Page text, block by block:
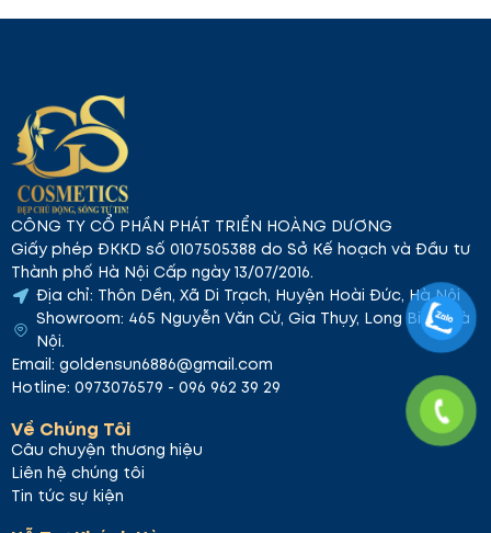
CÔNG TY CỔ PHẦN PHÁT TRIỂN HOÀNG DƯƠNG
Giấy phép ĐKKD số 0107505388 do Sở Kế hoạch và Đầu tư
Thành phố Hà Nội Cấp ngày 13/07/2016.
Địa chỉ: Thôn Dền, Xã Di Trạch, Huyện Hoài Đức, Hà Nội
Showroom: 465 Nguyễn Văn Cừ, Gia Thụy, Long Biên, Hà
Nội.
Email: goldensun6886@gmail.com
Hotline: 0973076579 - 096 962 39 29
Về Chúng Tôi
Câu chuyện thương hiệu
Liên hệ chúng tôi
Tin tức sự kiện